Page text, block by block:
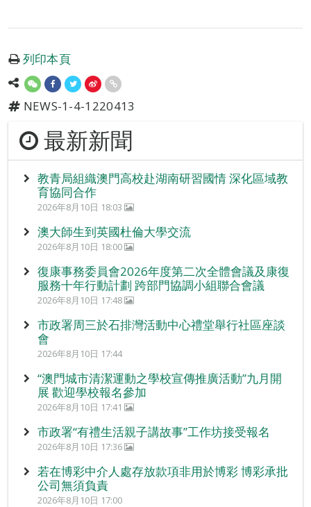
列印本頁
NEWS-1-4-1220413
最新新聞
教青局組織澳門高校赴湖南研習國情 深化區域教
育協同合作
2026年8月10日 18:03
澳大師生到英國杜倫大學交流
2026年8月10日 18:00
復康事務委員會2026年度第二次全體會議及康復
服務十年行動計劃 跨部門協調小組聯合會議
2026年8月10日 17:48
市政署周三於石排灣活動中心禮堂舉行社區座談
會
2026年8月10日 17:44
“澳門城市清潔運動之學校宣傳推廣活動”九月開
展 歡迎學校報名參加
2026年8月10日 17:41
市政署“有禮生活親子講故事”工作坊接受報名
2026年8月10日 17:36
若在博彩中介人處存放款項非用於博彩 博彩承批
公司無須負責
2026年8月10日 17:00